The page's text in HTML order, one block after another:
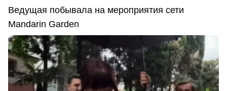
Ведущая побывала на мероприятия сети
Mandarin Garden